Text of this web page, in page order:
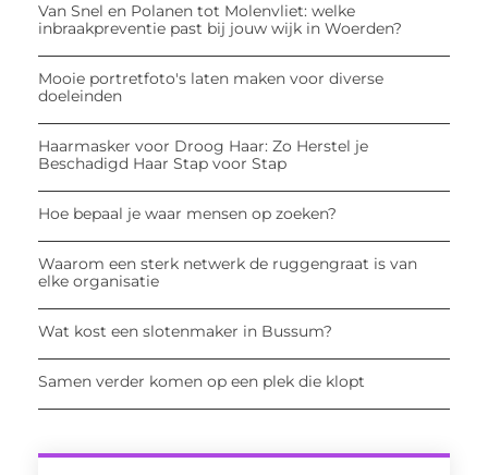
Van Snel en Polanen tot Molenvliet: welke
inbraakpreventie past bij jouw wijk in Woerden?
Mooie portretfoto's laten maken voor diverse
doeleinden
Haarmasker voor Droog Haar: Zo Herstel je
Beschadigd Haar Stap voor Stap
Hoe bepaal je waar mensen op zoeken?
Waarom een sterk netwerk de ruggengraat is van
elke organisatie
Wat kost een slotenmaker in Bussum?
Samen verder komen op een plek die klopt